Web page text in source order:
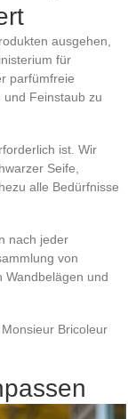
ausgehen,
für
parfümfreie
Feinstaub zu
ist. Wir
Seife,
alle Bedürfnisse
nach jeder
von
Wandbelägen und
Bricoleur